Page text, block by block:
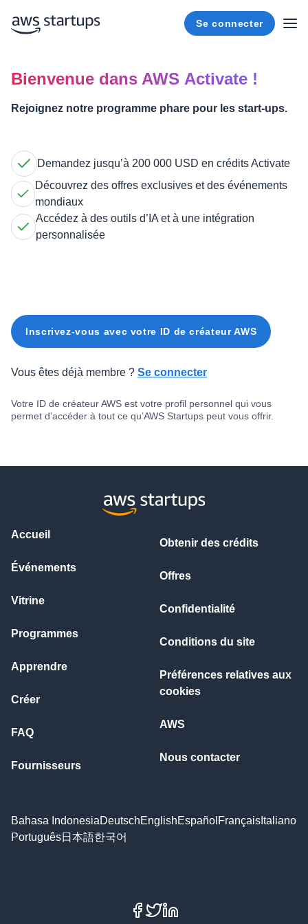
Se connecter
Bienvenue dans AWS Activate !
Rejoignez notre programme phare pour les start-ups.
Demandez jusqu’à 200 000 USD en crédits Activate
Découvrez des offres exclusives et des événements
mondiaux
Accédez à des outils d’IA et à une intégration
personnalisée
Inscrivez-vous avec votre ID de créateur AWS
Vous êtes déjà membre ? Se connecter
Votre ID de créateur AWS est votre profil personnel qui vous
permet d’accéder à tout ce qu’AWS Startups peut vous offrir.
Accueil
Événements
Vitrine
Programmes
Apprendre
Créer
FAQ
Fournisseurs
Obtenir des crédits
Offres
Confidentialité
Conditions du site
Préférences relatives aux
cookies
AWS
Nous contacter
Bahasa IndonesiaDeutschEnglishEspañol Français Italiano
Português日本語한국어
Facebook
X